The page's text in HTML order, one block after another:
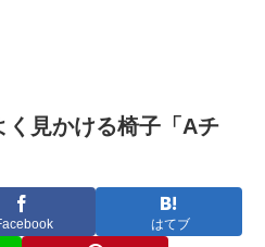
く見かける椅子「Aチ
はてブ